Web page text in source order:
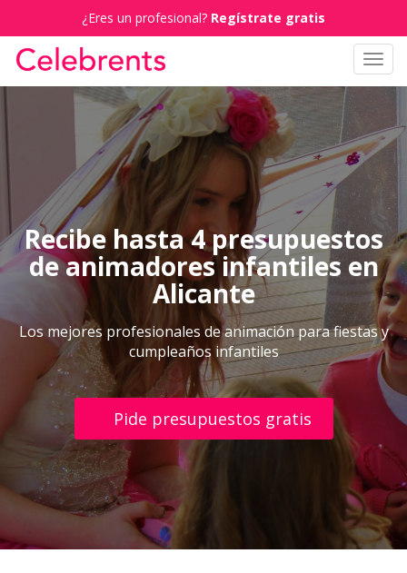
¿Eres un profesional? Regístrate gratis
Recibe hasta 4 presupuestos
de animadores infantiles en
Alicante
Los mejores profesionales de animación para fiestas y
cumpleaños infantiles
Pide presupuestos gratis